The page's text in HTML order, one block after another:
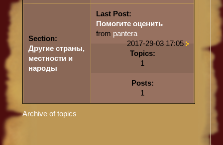
Section:
Другие страны,
местности и
народы
Last Post:
Помогите оценить
from pantera
2017-29-03 17:05
Topics:
1
Posts:
1
Archive of topics